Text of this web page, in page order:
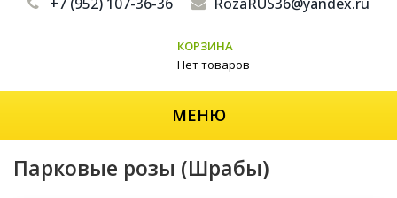
КОРЗИНА
Нет товаров
МЕНЮ
Парковые розы (Шрабы)